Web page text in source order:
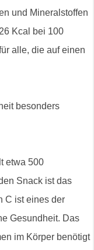
und Mineralstoffen
Kcal bei 100
alle, die auf einen
besonders
etwa 500
Snack ist das
C ist eines der
Gesundheit. Das
im Körper benötigt